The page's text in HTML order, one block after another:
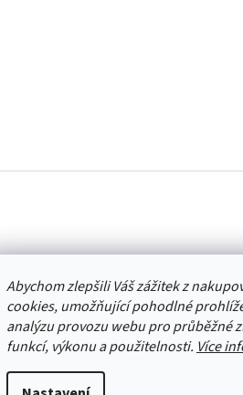
Abychom zlepšili Váš zážitek z
cookies, umožňující pohodlné
analýzu provozu webu pro průběžné
funkcí, výkonu a použitelnosti. Více